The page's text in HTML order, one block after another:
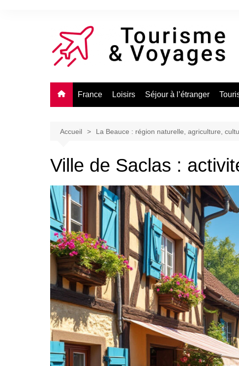
France Loisirs Séjour à l’étranger
Accueil La Beauce : région naturelle, agriculture,
Ville de Saclas :